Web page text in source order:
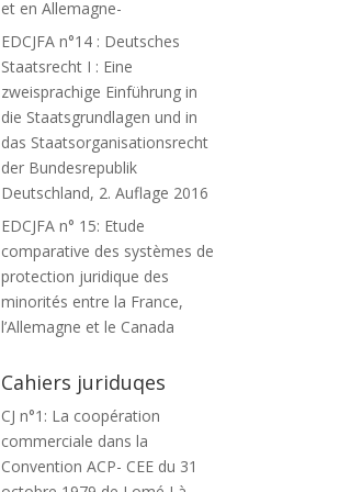
et en Allemagne-
EDCJFA n°14 : Deutsches
Staatsrecht I : Eine
zweisprachige Einführung in
die Staatsgrundlagen und in
das Staatsorganisationsrecht
der Bundesrepublik
Deutschland, 2. Auflage 2016
EDCJFA n° 15: Etude
comparative des systèmes de
protection juridique des
minorités entre la France,
l’Allemagne et le Canada
Cahiers juriduqes
CJ n°1: La coopération
commerciale dans la
Convention ACP- CEE du 31